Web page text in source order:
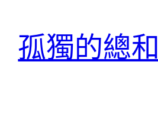
孤獨的總和